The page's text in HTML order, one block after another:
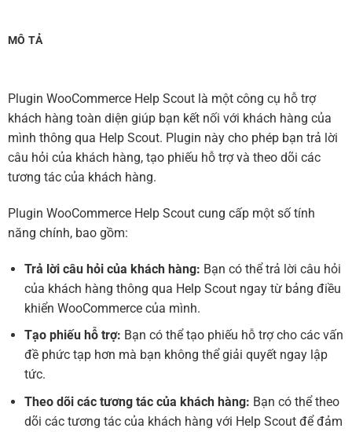
MÔ TẢ
Plugin WooCommerce Help Scout là một công cụ hỗ trợ
khách hàng toàn diện giúp bạn kết nối với khách hàng của
mình thông qua Help Scout. Plugin này cho phép bạn trả lời
câu hỏi của khách hàng, tạo phiếu hỗ trợ và theo dõi các
tương tác của khách hàng.
Plugin WooCommerce Help Scout cung cấp một số tính
năng chính, bao gồm:
Trả lời câu hỏi của khách hàng: Bạn có thể trả lời câu hỏi
của khách hàng thông qua Help Scout ngay từ bảng điều
khiển WooCommerce của mình.
Tạo phiếu hỗ trợ: Bạn có thể tạo phiếu hỗ trợ cho các vấn
đề phức tạp hơn mà bạn không thể giải quyết ngay lập
tức.
Theo dõi các tương tác của khách hàng: Bạn có thể theo
dõi các tương tác của khách hàng với Help Scout để đảm